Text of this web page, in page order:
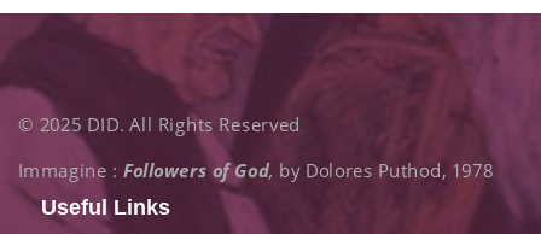
© 2025 DID. All Rights Reserved
Immagine : Followers of God, by Dolores Puthod, 1978
Useful Links